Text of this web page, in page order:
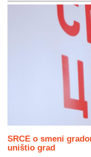
SRCE o smeni
uništio grad